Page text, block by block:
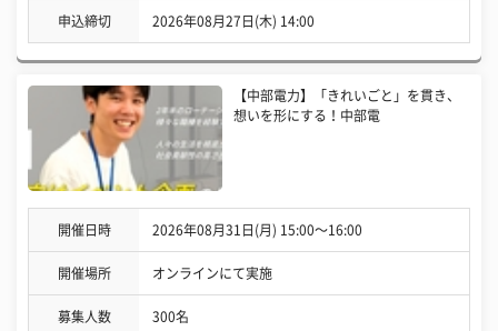
申込締切 2026年08月27日(木) 14:00
【中部電力】「きれいごと」を貫き、
想いを形にする！中部電
開催日時 2026年08月31日(月) 15:00〜16:00
開催場所 オンラインにて実施
募集人数 300名